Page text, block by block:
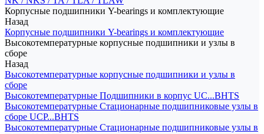
Корпусные подшипники Y-bearings и комплектующие
Назад
Корпусные подшипники Y-bearings и комплектующие
Высокотемпературные корпусные подшипники и узлы в
сборе
Назад
Высокотемпературные корпусные подшипники и узлы в
сборе
Высокотемпературные Подшипники в корпус UC...BHTS
Высокотемпературные Стационарные подшипниковые узлы в
сборе UCP...BHTS
Высокотемпературные Стационарные подшипниковые узлы в